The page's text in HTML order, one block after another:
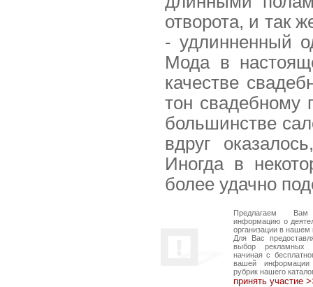
отворота, и так
- удлинненный
Мода в
качестве
тон свадебному
большинстве
вдруг
Иногда в
более удачно
Предлагаем Вам
информацию о
организации в нашем
Для Вас
выбор рекламных
начиная с
вашей
рубрик нашего
принять участие